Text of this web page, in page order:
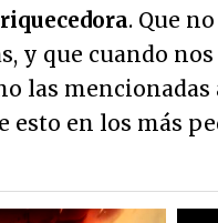
. Que
y que cuando
las
esto en los más